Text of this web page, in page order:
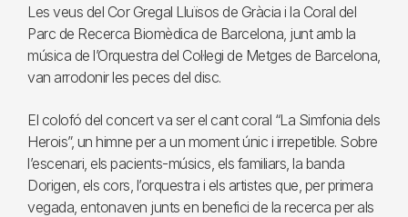
Les veus del Cor Gregal Lluïsos de Gràcia i la Coral del
Parc de Recerca Biomèdica de Barcelona, junt amb la
música de l’Orquestra del Col·legi de Metges de Barcelona,
van arrodonir les peces del disc.
El colofó del concert va ser el cant coral “La Simfonia dels
Herois”, un himne per a un moment únic i irrepetible. Sobre
l’escenari, els pacients-músics, els familiars, la banda
Dorigen, els cors, l’orquestra i els artistes que, per primera
vegada, entonaven junts en benefici de la recerca per als